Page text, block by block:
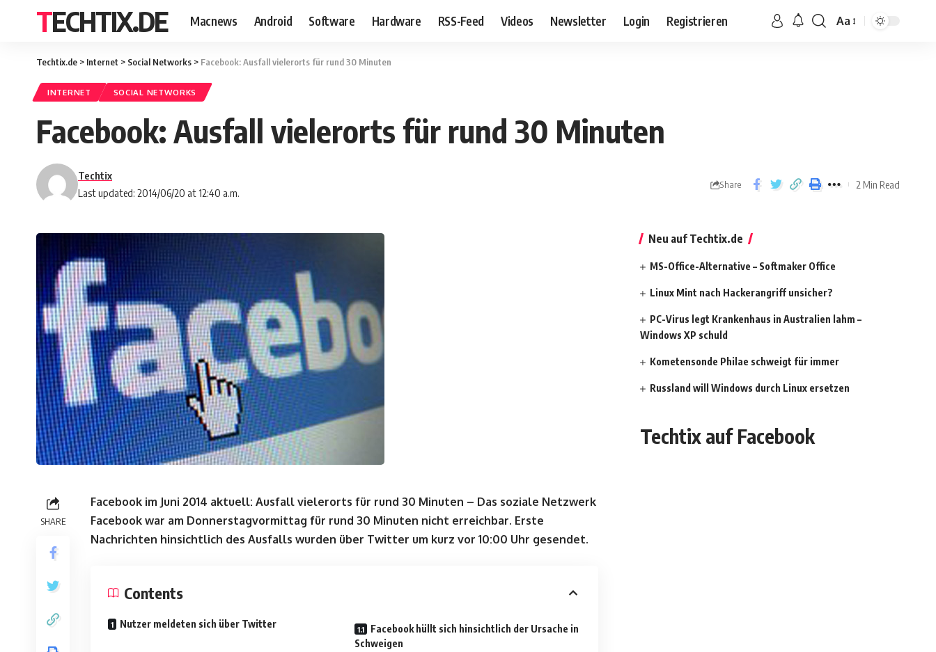
TECHTIX.DE Macnews Android Software Hardware RSS-Feed Videos Newsletter Login Registrieren Aa
Techtix.de > Internet > Social Networks > Facebook: Ausfall vielerorts für rund 30 Minuten
INTERNET SOCIAL NETWORKS
Facebook: Ausfall vielerorts für rund 30 Minuten
Last updated: 2014/06/20 at 12:40 a.m.
Techtix
Share 2 Min Read
SHARE
Facebook im Juni 2014 aktuell: Ausfall vielerorts für rund 30 Minuten – Das soziale Netzwerk
Facebook war am Donnerstagvormittag für rund 30 Minuten nicht erreichbar. Erste
Nachrichten hinsichtlich des Ausfalls wurden über Twitter um kurz vor 10:00 Uhr gesendet.
Contents
Nutzer meldeten sich über Twitter
Facebook hüllt sich hinsichtlich der Ursache in
Schweigen
Neu auf Techtix.de
MS-Office-Alternative – Softmaker Office
Linux Mint nach Hackerangriff unsicher?
PC-Virus legt Krankenhaus in Australien lahm –
Windows XP schuld
Kometensonde Philae schweigt für immer
Russland will Windows durch Linux ersetzen
Techtix auf Facebook